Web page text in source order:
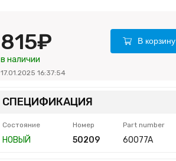
815₽
в наличии
17.01.2025 16:37:54
В корзину
СПЕЦИФИКАЦИЯ
Состояние Номер Part number
НОВЫЙ 50209 60077A